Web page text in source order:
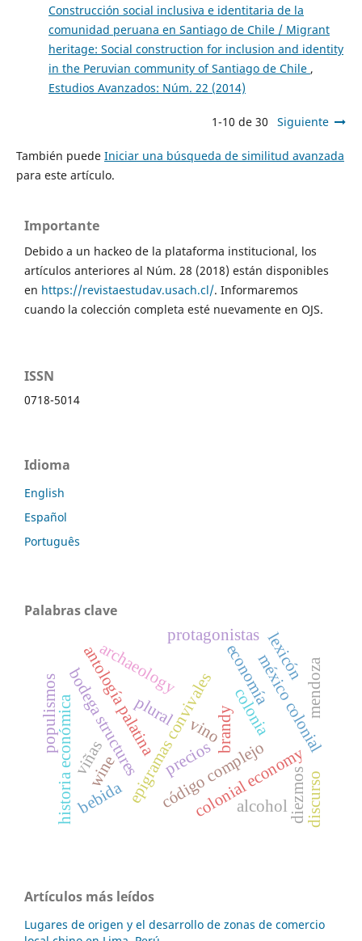
Construcción social inclusiva e identitaria de la
comunidad peruana en Santiago de Chile / Migrant
heritage: Social construction for inclusion and identity
in the Peruvian community of Santiago de Chile ,
Estudios Avanzados: Núm. 22 (2014)
1-10 de 30 Siguiente
También puede Iniciar una búsqueda de similitud avanzada
para este artículo.
Importante
Debido a un hackeo de la plataforma institucional, los
artículos anteriores al Núm. 28 (2018) están disponibles
en https://revistaestudav.usach.cl/. Informaremos
cuando la colección completa esté nuevamente en OJS.
ISSN
0718-5014
Idioma
English
Español
Português
Palabras clave
epigramas convivales
antología palatina vino
código complejo
plural
wine
brandy
bodega structures
colonial economy
archaeology
colonia
precios
economía
historia económica diezmos
méxico colonial
mendoza
protagonistas
viñas
discurso
lexicón
bebida alcohol
populismos
Artículos más leídos
Lugares de origen y el desarrollo de zonas de comercio